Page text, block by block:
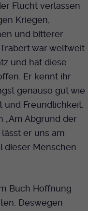
Flucht verlassen
Kriegen,
und bitterer
war weltweit
und hat diese
Er kennt ihr
genauso gut wie
und Freundlichkeit.
„Am Abgrund der
er uns am
dieser Menschen
Buch Hoffnung
Deswegen
Ende der
PHP Daten
die PHP
uid
EKHN
Ende der
Notwendig
Webseite.
EKHN
Medienhaus
Speicherung
Einstellungen